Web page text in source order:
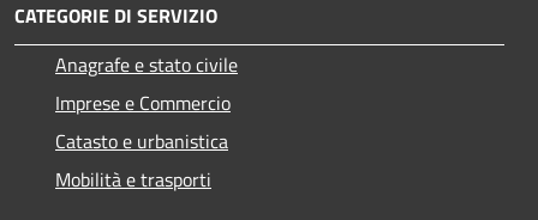
CATEGORIE DI SERVIZIO
Anagrafe e stato civile
Imprese e Commercio
Catasto e urbanistica
Mobilità e trasporti